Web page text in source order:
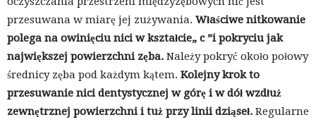
przesuwana w miarę jej zużywania. Właściwe nitkowanie
polega na owinięciu nici w kształcie„ c ”i pokryciu jak
największej powierzchni zęba. Należy pokryć około połowy
średnicy zęba pod każdym kątem. Kolejny krok to
przesuwanie nici dentystycznej w górę i w dół wzdłuż
zewnętrznej powierzchni i tuż przy linii dziąseł. Regularne